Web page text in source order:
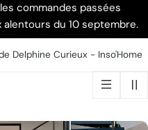
commandes passées
du 10 septembre.
Delphine Curieux - Inso'Home